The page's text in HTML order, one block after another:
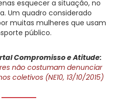
esquecer a situação, no
Um quadro considerado
muitas mulheres que usam
público.
Compromisso e Atitude:
não costumam denunciar
coletivos (NE10, 13/10/2015)